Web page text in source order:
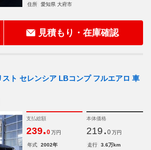
住所
愛知県 大府市
見積もり・在庫確認
スト セレンシア LBコンプ フルエアロ 車
支払総額
239.0 万円
本体価格
219. 0 万円
年式 2002年 走行
3.6万km